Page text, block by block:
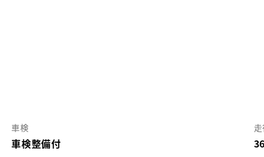
車検
車検整備付